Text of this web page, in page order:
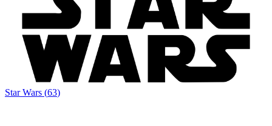
Star Wars (63)